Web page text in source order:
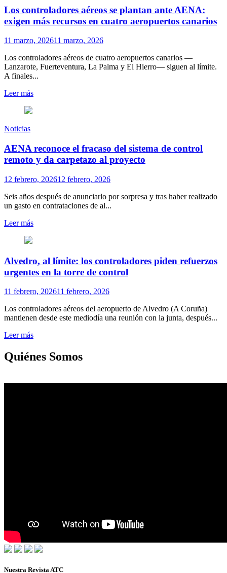
Los controladores aéreos se plantan ante AENA:
exigen más recursos en cuatro aeropuertos canarios
11 marzo, 202611 marzo, 2026
Los controladores aéreos de cuatro aeropuertos canarios —
Lanzarote, Fuerteventura, La Palma y El Hierro— siguen al límite.
A finales...
Leer más
Noticias
AENA reco­noce el fra­caso del sis­tema de con­trol
remoto y da car­pe­tazo al pro­yecto
12 febrero, 202612 febrero, 2026
Seis años des­pués de anun­ciarlo por sor­presa y tras haber rea­li­zado
un gasto en con­tra­ta­cio­nes de al...
Leer más
Alvedro, al límite: los controladores piden refuerzos
urgentes en la torre de control
11 febrero, 202611 febrero, 2026
Los controladores aéreos del aeropuerto de Alvedro (A Coruña)
mantienen desde este mediodía una reunión con la junta, después...
Leer más
Quiénes Somos
Nuestra Revista ATC